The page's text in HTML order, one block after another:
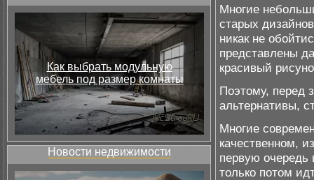
Как выбрать модульную
мебель под размер комнаты
Новости недвижимости
Многие
старых
никак не
представлены
красивый
Поэтому, перед
альтернативы,
Многие
качественном,
первую
только потом